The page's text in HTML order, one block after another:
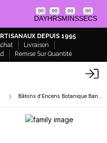
00
DAY
00
HRS
00
MINS
00
SECS
DEPUIS 1995
Livraison
Remise Sur Quantité
Bâtons d'Encens Botanique Banjara